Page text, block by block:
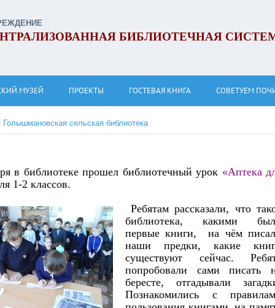
БИБЛИОТЕЧНАЯ
МУЗЕЙ ПРОЕКТЫ ГОСТЕВАЯ КНИГА СОВЕТУЕМ
Голышмановская сельская библиотека
в библиотеке прошел библиотечный урок «Аптека
1-2 классов.
Ребятам рассказали, что
библиотека, какими
первые книги, на чём
наши предки, какие
существуют сейчас.
попробовали сами писать
бересте, отгадывали
Познакомились с